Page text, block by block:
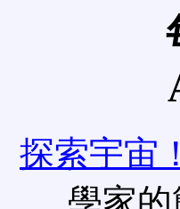
探索宇宙！